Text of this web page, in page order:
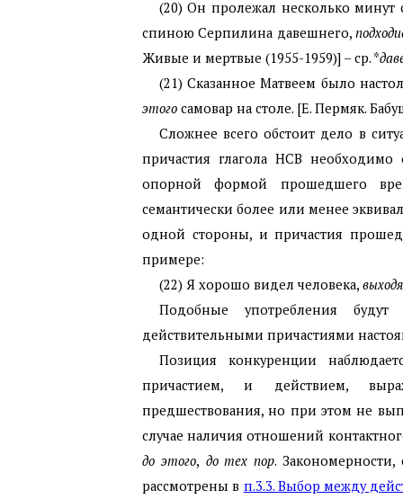
(20) Он пролежал несколько минут
спиною Серпилина давешнего,
Живые и мертвые (1955-1959)] – ср. *
(21) Сказанное Матвеем было
этого самовар на столе. [Е. Пермяк.
Сложнее всего обстоит дело в
причастия глагола НСВ необходимо
опорной формой прошедшего
семантически более или менее
одной стороны, и причастия
примере:
(22) Я хорошо видел человека,
Подобные употребления
действительными причастиями
Позиция конкуренции
причастием, и действием,
предшествования, но при этом не
случае наличия отношений
до этого, до тех пор.
рассмотрены в п.3.3. Выбор между